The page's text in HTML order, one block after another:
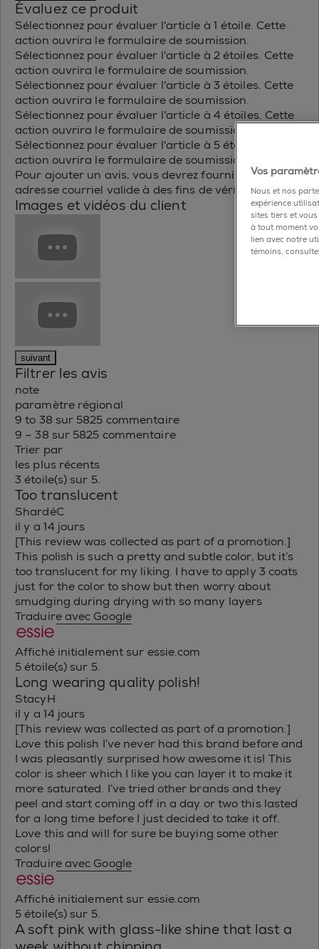
Évaluez ce produit
Sélectionnez pour évaluer l'article à 1 étoile. Cette
action ouvrira le formulaire de soumission.
Sélectionnez pour évaluer l'article à 2 étoiles. Cette
action ouvrira le formulaire de soumission.
Sélectionnez pour évaluer l'article à 3 étoiles. Cette
action ouvrira le formulaire de soumission.
Sélectionnez pour évaluer l'article à 4 étoiles. Cette
action ouvrira le formulaire de soumission.
Sélectionnez pour évaluer l'article à 5 étoiles. Cette
action ouvrira le formulaire de soumission.
Pour ajouter un avis, vous devrez fournir une
adresse courriel valide à des fins de vérification.
Images et vidéos du client
suivant
Filtrer les avis
note
paramètre régional
9 to 38 sur 5825 commentaire
9 – 38 sur 5825 commentaire
Trier par
les plus récents
3 étoile(s) sur 5.
Too translucent
ShardéC
il y a 14 jours
[This review was collected as part of a promotion.]
This polish is such a pretty and subtle color, but it’s
too translucent for my liking. I have to apply 3 coats
just for the color to show but then worry about
smudging during drying with so many layers
Traduire avec Google
Affiché initialement sur essie.com
5 étoile(s) sur 5.
Long wearing quality polish!
StacyH
il y a 14 jours
[This review was collected as part of a promotion.]
Love this polish I’ve never had this brand before and
I was pleasantly surprised how awesome it is! This
color is sheer which I like you can layer it to make it
more saturated. I’ve tried other brands and they
peel and start coming off in a day or two this lasted
for a long time before I just decided to take it off.
Love this and will for sure be buying some other
colors!
Traduire avec Google
Affiché initialement sur essie.com
5 étoile(s) sur 5.
A soft pink with glass-like shine that last a
Vos
Nous et nos
expérience
sites tiers et
à tout moment
lien avec notre
témoins,